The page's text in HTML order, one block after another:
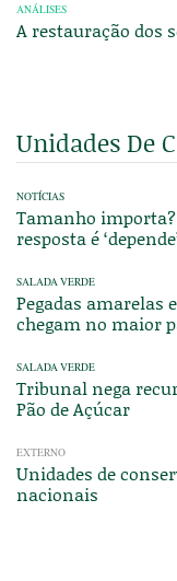
ANÁLISES
A restauração dos
Unidades De
NOTÍCIAS
Tamanho
resposta é
SALADA VERDE
Pegadas amarelas
chegam no maior
SALADA VERDE
Tribunal nega
Pão de Açúcar
EXTERNO
Unidades de
nacionais